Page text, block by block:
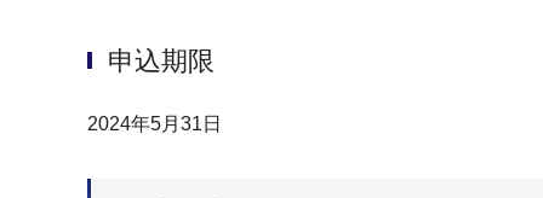
申込期限
2024年5月31日